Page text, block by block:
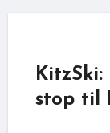
stop til